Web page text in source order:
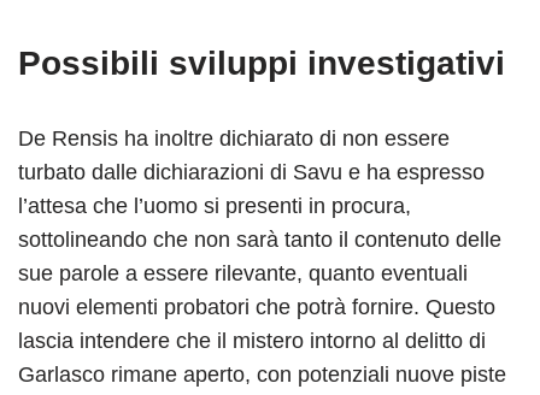
Possibili sviluppi investigativi
De Rensis ha inoltre dichiarato di non essere
turbato dalle dichiarazioni di Savu e ha espresso
l’attesa che l’uomo si presenti in procura,
sottolineando che non sarà tanto il contenuto delle
sue parole a essere rilevante, quanto eventuali
nuovi elementi probatori che potrà fornire. Questo
lascia intendere che il mistero intorno al delitto di
Garlasco rimane aperto, con potenziali nuove piste